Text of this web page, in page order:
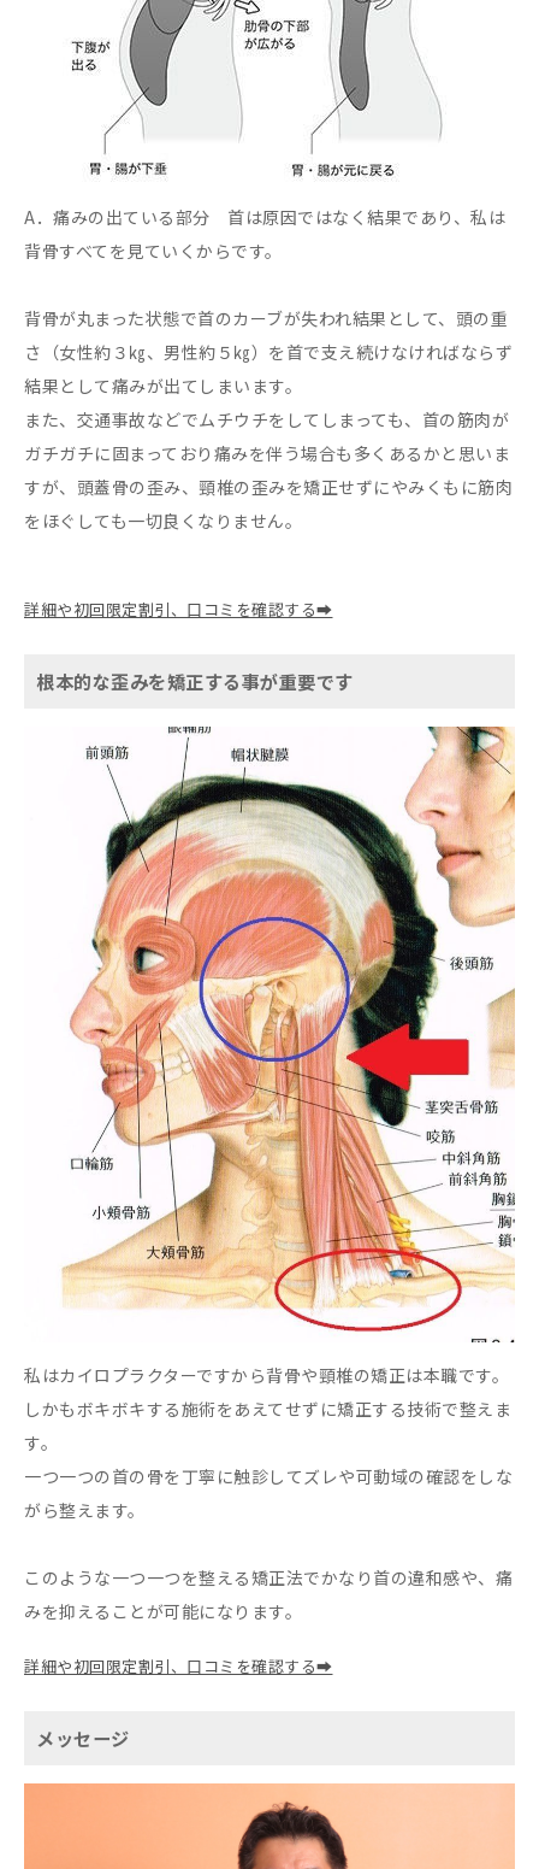
A．痛みの出ている部分 首は原因ではなく結果であり、私は
背骨すべてを見ていくからです。
背骨が丸まった状態で首のカーブが失われ結果として、頭の重
さ（女性約３㎏、男性約５㎏）を首で支え続けなければならず
結果として痛みが出てしまいます。
また、交通事故などでムチウチをしてしまっても、首の筋肉が
ガチガチに固まっており痛みを伴う場合も多くあるかと思いま
すが、頭蓋骨の歪み、頸椎の歪みを矯正せずにやみくもに筋肉
をほぐしても一切良くなりません。
詳細や初回限定割引、口コミを確認する➡
根本的な歪みを矯正する事が重要です
私はカイロプラクターですから背骨や頸椎の矯正は本職です。
しかもボキボキする施術をあえてせずに矯正する技術で整えま
す。
一つ一つの首の骨を丁寧に触診してズレや可動域の確認をしな
がら整えます。
このような一つ一つを整える矯正法でかなり首の違和感や、痛
みを抑えることが可能になります。
詳細や初回限定割引、口コミを確認する➡
メッセージ